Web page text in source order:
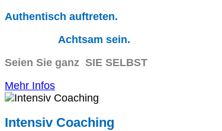
Authentisch auftreten.
Achtsam sein.
Seien Sie ganz SIE SELBST
Mehr Infos
Intensiv Coaching